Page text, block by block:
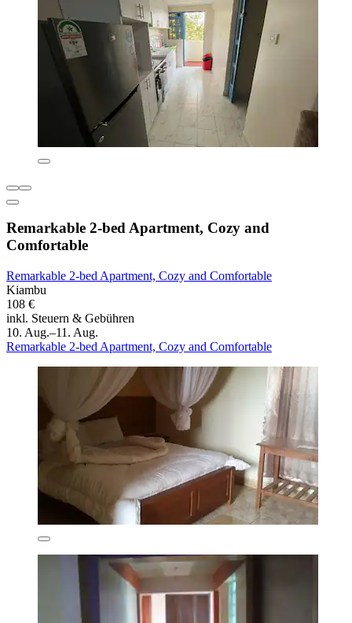
Remarkable 2-bed Apartment, Cozy and
Comfortable
Remarkable 2-bed Apartment, Cozy and Comfortable
Kiambu
108 €
inkl. Steuern & Gebühren
10. Aug.–11. Aug.
Remarkable 2-bed Apartment, Cozy and Comfortable